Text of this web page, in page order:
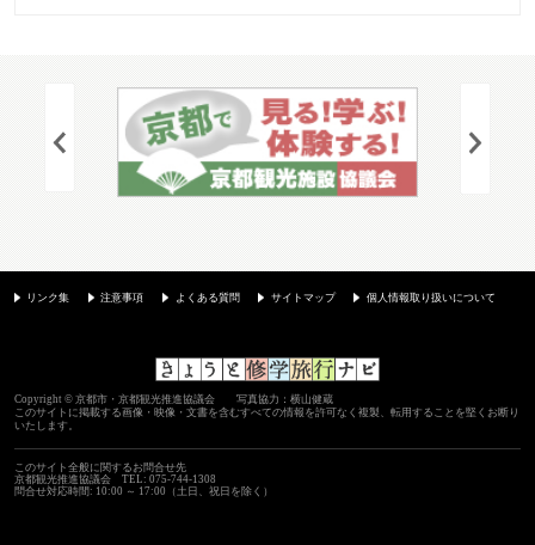
リンク集 注意事項 よくある質問 サイトマップ 個人情報取り扱いについて
Copyright © 京都市・京都観光推進協議会 写真協力：横山健蔵
このサイトに掲載する画像・映像・文書を含むすべての情報を許可なく複製、転用することを堅くお断り
いたします。
このサイト全般に関するお問合せ先
京都観光推進協議会
TEL: 075-744-1308
問合せ対応時間: 10:00 ～ 17:00（土日、祝日を除く）